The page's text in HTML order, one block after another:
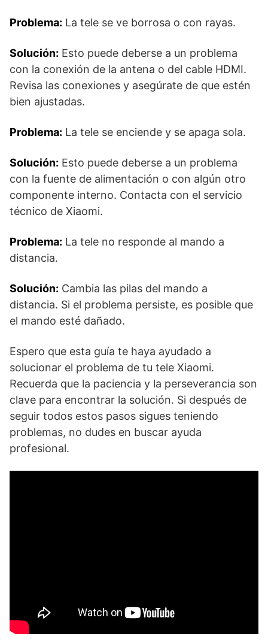
Problema: La tele se ve borrosa o con rayas.
Solución: Esto puede deberse a un problema
con la conexión de la antena o del cable HDMI.
Revisa las conexiones y asegúrate de que estén
bien ajustadas.
Problema: La tele se enciende y se apaga sola.
Solución: Esto puede deberse a un problema
con la fuente de alimentación o con algún otro
componente interno. Contacta con el servicio
técnico de Xiaomi.
Problema: La tele no responde al mando a
distancia.
Solución: Cambia las pilas del mando a
distancia. Si el problema persiste, es posible que
el mando esté dañado.
Espero que esta guía te haya ayudado a
solucionar el problema de tu tele Xiaomi.
Recuerda que la paciencia y la perseverancia son
clave para encontrar la solución. Si después de
seguir todos estos pasos sigues teniendo
problemas, no dudes en buscar ayuda
profesional.